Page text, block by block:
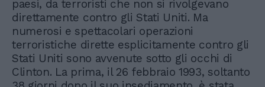
paesi, da terroristi che non si rivolgevano
direttamente contro gli Stati Uniti. Ma
numerosi e spettacolari operazioni
terroristiche dirette esplicitamente contro gli
Stati Uniti sono avvenute sotto gli occhi di
Clinton. La prima, il 26 febbraio 1993, soltanto